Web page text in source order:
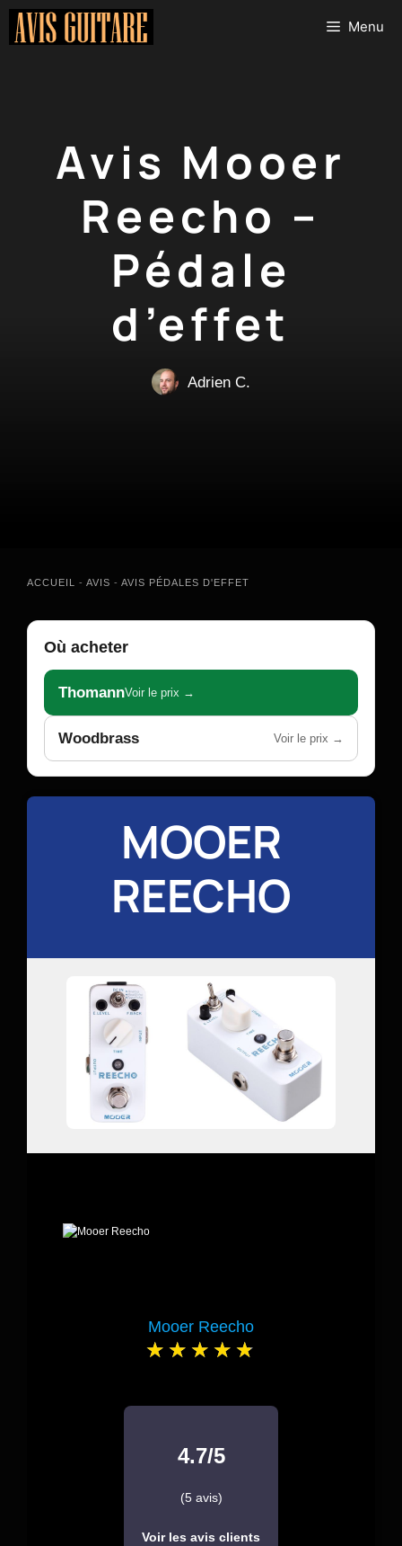
Aller
Menu
Avis Mooer
Reecho –
Pédale
d’effet
Adrien C.
ACCUEIL - AVIS - AVIS PÉDALES D'EFFET
Où acheter
ThomannVoir le prix →
Woodbrass Voir le prix →
MOOER
REECHO
Mooer Reecho
4.7/5
(5 avis)
Voir les avis clients